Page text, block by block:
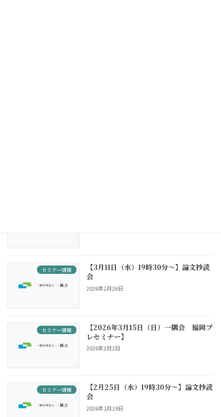
セミナー情報
【3月11日（水）19時30分〜】論文抄読
会
2026年2月26日
セミナー情報
【2026年3月15日（日）一隅会 福岡プ
レセミナー】
2026年2月2日
セミナー情報
【2月25日（水）19時30分〜】論文抄読
会
2026年1月19日